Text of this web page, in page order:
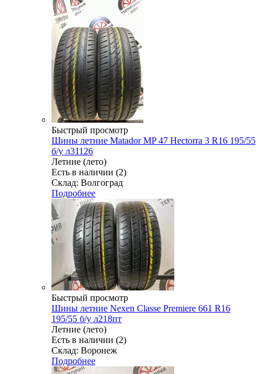
Быстрый просмотр
Шины летние Matador MP 47 Hectorra 3 R16 195/55
б/у л31126
Летние (лето)
Есть в наличии (2)
Склад: Волгоград
Подробнее
Быстрый просмотр
Шины летние Nexen Classe Premiere 661 R16
195/55 б/у л218пт
Летние (лето)
Есть в наличии (2)
Склад: Воронеж
Подробнее